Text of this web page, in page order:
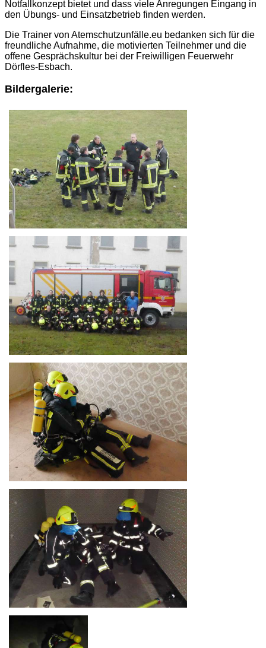
Notfallkonzept bietet und dass viele Anregungen Eingang in
den Übungs- und Einsatzbetrieb finden werden.
Die Trainer von Atemschutzunfälle.eu bedanken sich für die
freundliche Aufnahme, die motivierten Teilnehmer und die
offene Gesprächskultur bei der Freiwilligen Feuerwehr
Dörfles-Esbach.
Bildergalerie: